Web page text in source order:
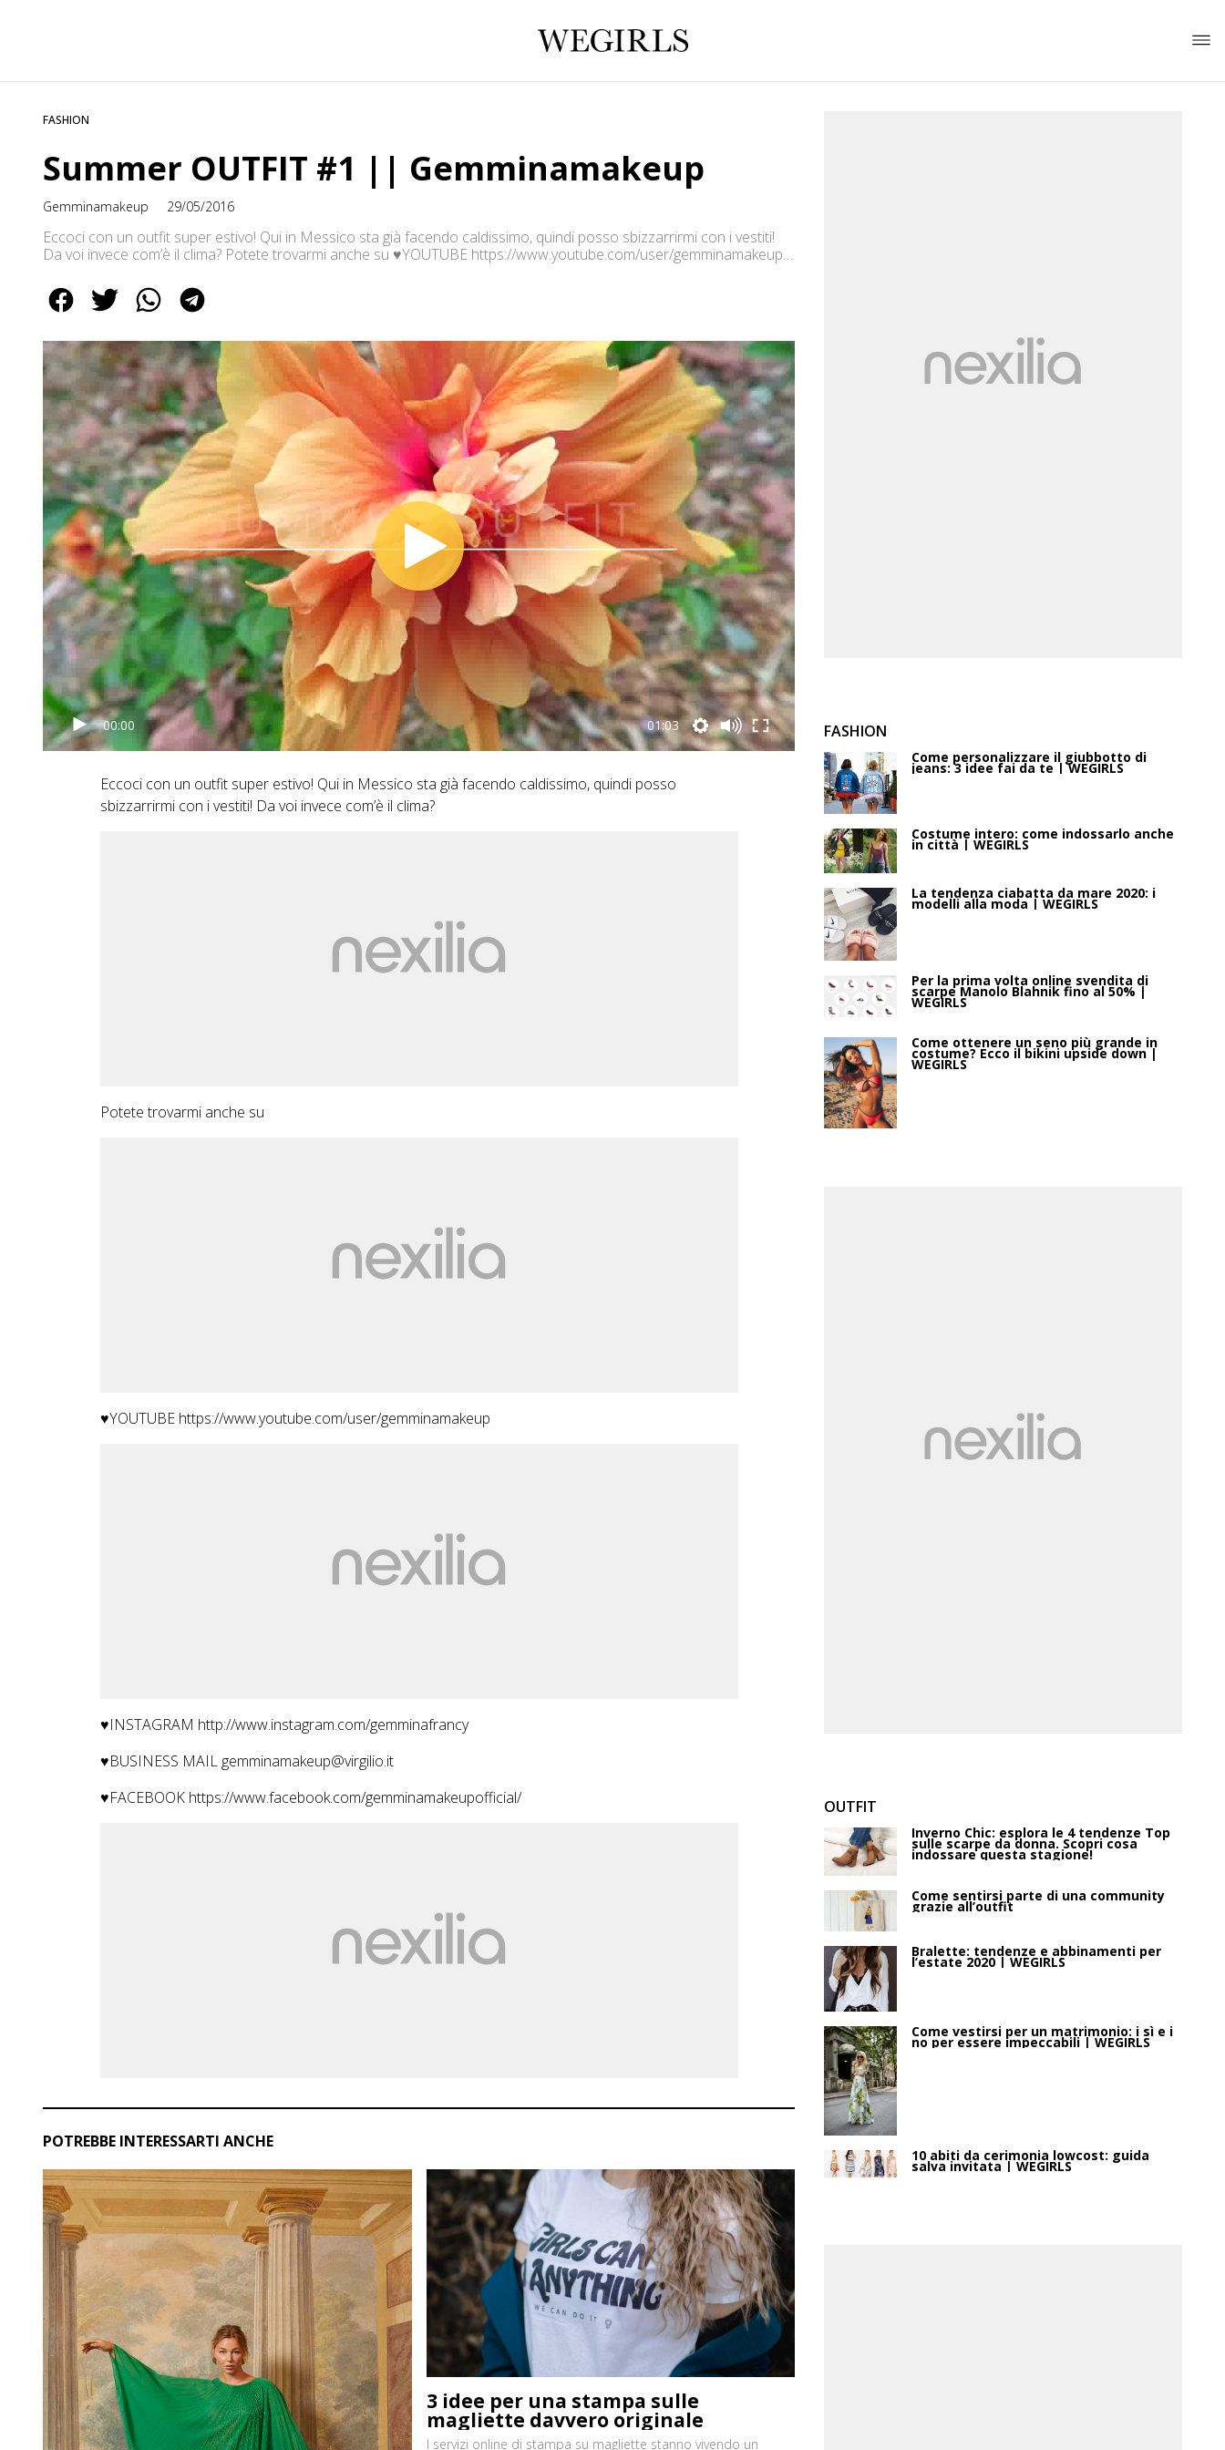
FASHION
Summer OUTFIT #1 || Gemminamakeup
Gemminamakeup 29/05/2016
Eccoci con un outfit super estivo! Qui in Messico sta già facendo caldissimo, quindi posso sbizzarrirmi con i vestiti!
Da voi invece com’è il clima? Potete trovarmi anche su ♥YOUTUBE https://www.youtube.com/user/gemminamakeup
♥FACEBOOK https://www.facebook.com/gemminamakeupofficial/
00:00 01:03
Eccoci con un outfit super estivo! Qui in Messico sta già facendo caldissimo, quindi posso
sbizzarrirmi con i vestiti! Da voi invece com’è il clima?
Potete trovarmi anche su
♥YOUTUBE https://www.youtube.com/user/gemminamakeup
♥INSTAGRAM http://www.instagram.com/gemminafrancy
♥BUSINESS MAIL gemminamakeup@virgilio.it
♥FACEBOOK https://www.facebook.com/gemminamakeupofficial/
POTREBBE INTERESSARTI ANCHE
3 idee per una stampa sulle
magliette davvero originale
I servizi online di stampa su magliette stanno vivendo un
FASHION
Come personalizzare il giubbotto di
jeans: 3 idee fai da te | WEGIRLS
Costume intero: come indossarlo anche
in città | WEGIRLS
La tendenza ciabatta da mare 2020: i
modelli alla moda | WEGIRLS
Per la prima volta online svendita di
scarpe Manolo Blahnik fino al 50% |
WEGIRLS
Come ottenere un seno più grande in
costume? Ecco il bikini upside down |
WEGIRLS
OUTFIT
Inverno Chic: esplora le 4 tendenze Top
sulle scarpe da donna. Scopri cosa
indossare questa stagione!
Come sentirsi parte di una community
grazie all’outfit
Bralette: tendenze e abbinamenti per
l’estate 2020 | WEGIRLS
Come vestirsi per un matrimonio: i sì e i
no per essere impeccabili | WEGIRLS
10 abiti da cerimonia lowcost: guida
salva invitata | WEGIRLS